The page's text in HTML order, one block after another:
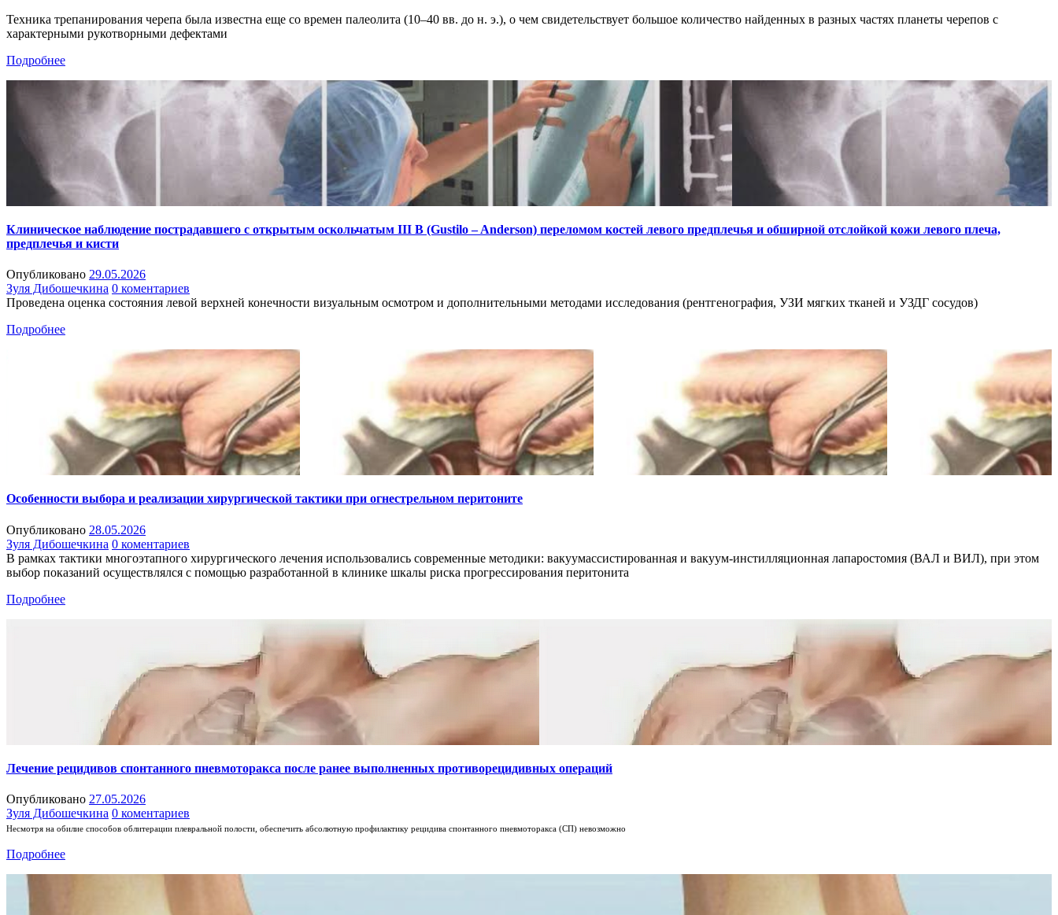
Техника трепанирования черепа была известна еще со времен палеолита (10–40 вв. до н. э.), о чем свидетельствует большое количество найденных в разных частях планеты черепов с
характерными рукотворными дефектами
Подробнее
Клиническое наблюдение пострадавшего с открытым оскольчатым III B (Gustilo – Anderson) переломом костей левого предплечья и обширной отслойкой кожи левого плеча,
предплечья и кисти
Опубликовано 29.05.2026
Зуля Дибошечкина 0 коментариев
Проведена оценка состояния левой верхней конечности визуальным осмотром и дополнительными методами исследования (рентгенография, УЗИ мягких тканей и УЗДГ сосудов)
Подробнее
Особенности выбора и реализации хирургической тактики при огнестрельном перитоните
Опубликовано 28.05.2026
Зуля Дибошечкина 0 коментариев
В рамках тактики многоэтапного хирургического лечения использовались современные методики: вакуумассистированная и вакуум-инстилляционная лапаростомия (ВАЛ и ВИЛ), при этом
выбор показаний осуществлялся с помощью разработанной в клинике шкалы риска прогрессирования перитонита
Подробнее
Лечение рецидивов спонтанного пневмоторакса после ранее выполненных противорецидивных операций
Опубликовано 27.05.2026
Зуля Дибошечкина 0 коментариев
Несмотря на обилие способов облитерации плевральной полости обеспечить абсолютную профилактику рецидива спонтанного пневмоторакса (СП) невозможно
Подробнее